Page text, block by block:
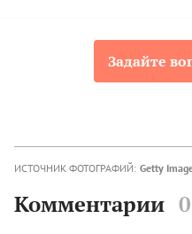
Задайте
ИСТОЧНИК ФОТОГРАФИЙ: Getty
Комментарии 0